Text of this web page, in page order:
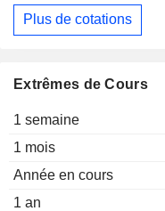
Plus de cotations
Extrêmes de Cours
1 semaine
1 mois
Année en cours
1 an